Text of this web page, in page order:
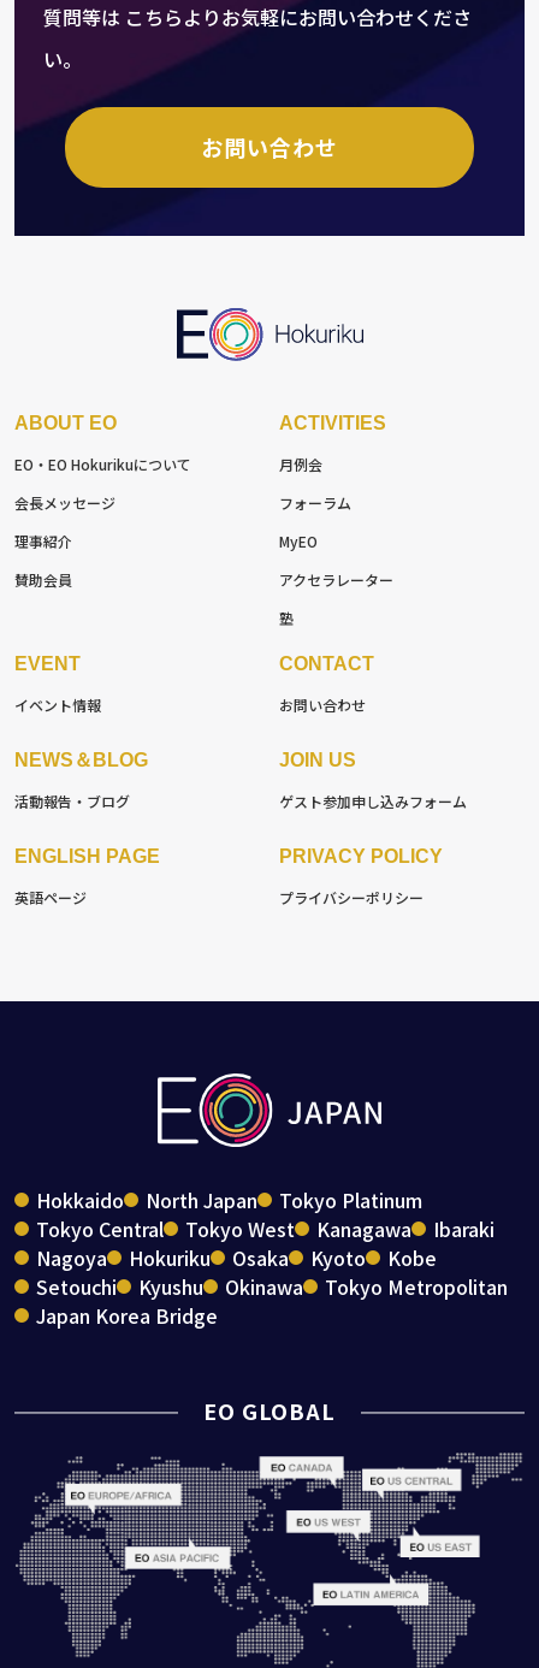
質問等は こちらよりお気軽にお問い合わせくださ
い。
お問い合わせ
ABOUT EO
EO・EO Hokurikuについて
会長メッセージ
理事紹介
賛助会員
ACTIVITIES
月例会
フォーラム
MyEO
アクセラレーター
塾
EVENT
イベント情報
NEWS＆BLOG
活動報告・ブログ
ENGLISH PAGE
英語ページ
CONTACT
お問い合わせ
JOIN US
ゲスト参加申し込みフォーム
PRIVACY POLICY
プライバシーポリシー
Hokkaido North Japan
Tokyo Platinum
Tokyo Central
Tokyo West Kanagawa
Ibaraki
Nagoya
Hokuriku Osaka Kyoto
Kobe
Setouchi
Kyushu Okinawa
Tokyo Metropolitan
Japan Korea Bridge
EO GLOBAL